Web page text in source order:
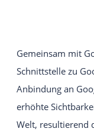
Karriere
Ihre
VIATO
Intuitives
​​Gemeinsam mit
Schnittstelle zu
Anbindung an
erhöhte
Welt, resultierend